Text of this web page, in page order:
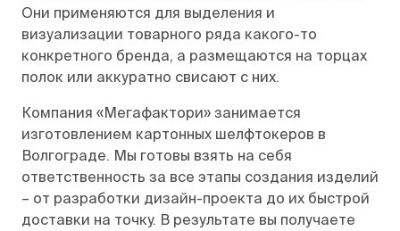
Они применяются для выделения и
визуализации товарного ряда какого-то
конкретного бренда, а размещаются на торцах
полок или аккуратно свисают с них.
Компания «Мегафактори» занимается
изготовлением картонных шелфтокеров в
Волгограде. Мы готовы взять на себя
ответственность за все этапы создания изделий
– от разработки дизайн-проекта до их быстрой
доставки на точку. В результате вы получаете